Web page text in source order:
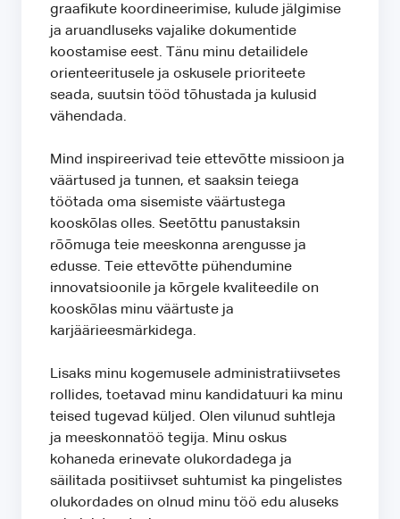
graafikute koordineerimise, kulude jälgimise
ja aruandluseks vajalike dokumentide
koostamise eest. Tänu minu detailidele
orienteeritusele ja oskusele prioriteete
seada, suutsin tööd tõhustada ja kulusid
vähendada.
Mind inspireerivad teie ettevõtte missioon ja
väärtused ja tunnen, et saaksin teiega
töötada oma sisemiste väärtustega
kooskõlas olles. Seetõttu panustaksin
rõõmuga teie meeskonna arengusse ja
edusse. Teie ettevõtte pühendumine
innovatsioonile ja kõrgele kvaliteedile on
kooskõlas minu väärtuste ja
karjäärieesmärkidega.
Lisaks minu kogemusele administratiivsetes
rollides, toetavad minu kandidatuuri ka minu
teised tugevad küljed. Olen vilunud suhtleja
ja meeskonnatöö tegija. Minu oskus
kohaneda erinevate olukordadega ja
säilitada positiivset suhtumist ka pingelistes
olukordades on olnud minu töö edu aluseks